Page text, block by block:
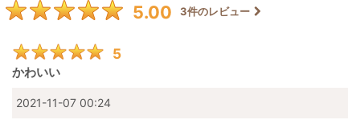
5.00 3件のレビュー
5
かわいい
2021-11-07 00:24